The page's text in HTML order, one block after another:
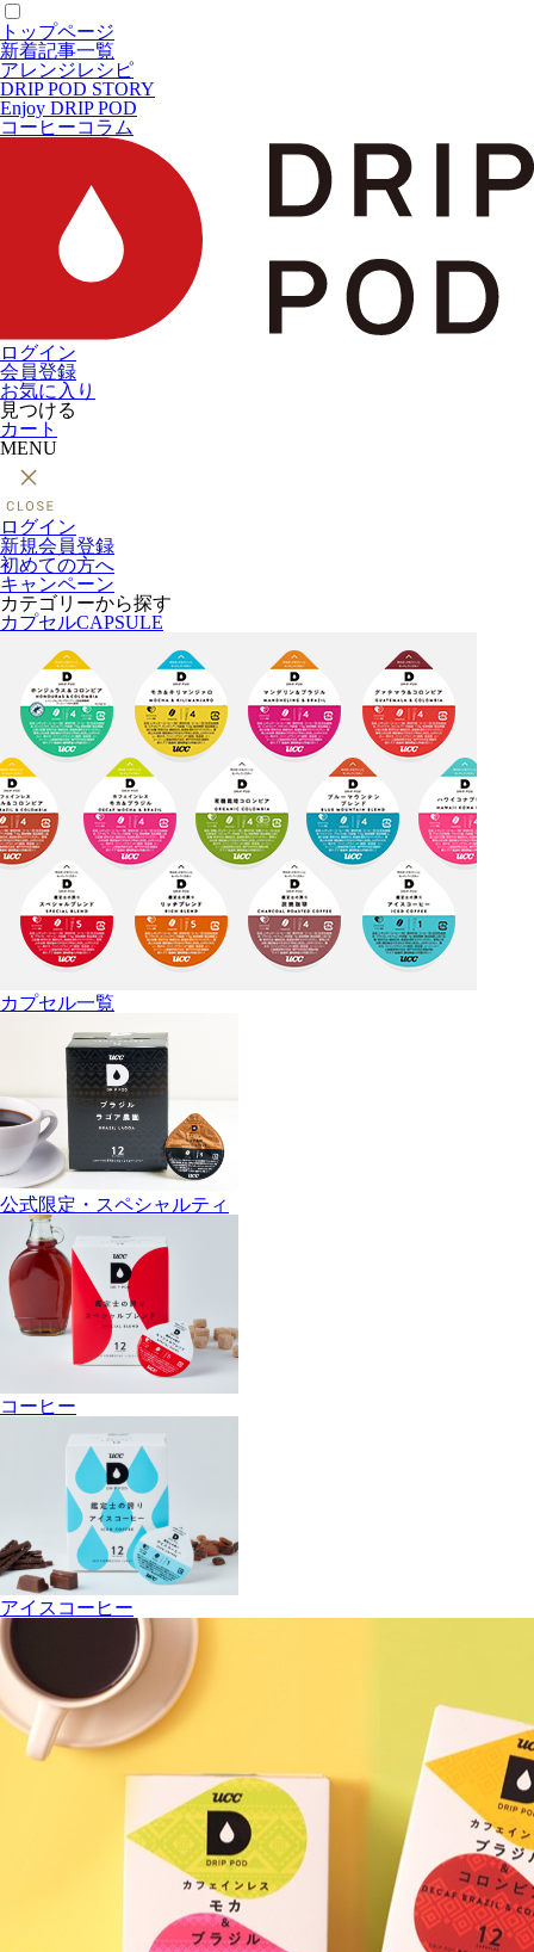
トップページ
新着記事一覧
アレンジレシピ
DRIP POD STORY
Enjoy DRIP POD
コーヒーコラム
ログイン
会員登録
お気に入り
見つける
カート
MENU
ログイン
新規会員登録
初めての方へ
キャンペーン
カテゴリーから探す
カプセルCAPSULE
カプセル一覧
公式限定・スペシャルティ
コーヒー
アイスコーヒー